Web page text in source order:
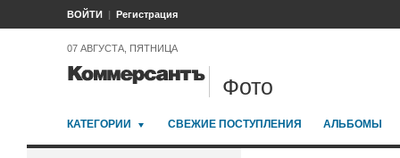
ВОЙТИ Регистрация
07 АВГУСТА, ПЯТНИЦА
Фото
КАТЕГОРИИ СВЕЖИЕ ПОСТУПЛЕНИЯ АЛЬБОМЫ